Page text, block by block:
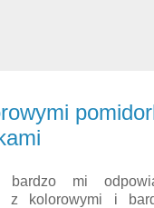
bardzo mi
z kolorowymi i